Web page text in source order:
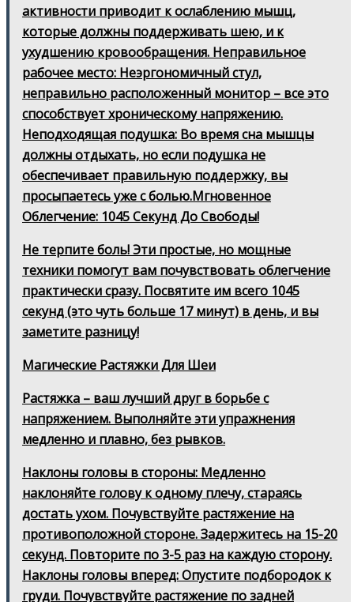
активности приводит к ослаблению мышц,
которые должны поддерживать шею, и к
ухудшению кровообращения. Неправильное
рабочее место: Неэргономичный стул,
неправильно расположенный монитор – все это
способствует хроническому напряжению.
Неподходящая подушка: Во время сна мышцы
должны отдыхать, но если подушка не
обеспечивает правильную поддержку, вы
просыпаетесь уже с болью.Мгновенное
Облегчение: 1045 Секунд До Свободы!
Не терпите боль! Эти простые, но мощные
техники помогут вам почувствовать облегчение
практически сразу. Посвятите им всего 1045
секунд (это чуть больше 17 минут) в день, и вы
заметите разницу!
Магические Растяжки Для Шеи
Растяжка – ваш лучший друг в борьбе с
напряжением. Выполняйте эти упражнения
медленно и плавно, без рывков.
Наклоны головы в стороны: Медленно
наклоняйте голову к одному плечу, стараясь
достать ухом. Почувствуйте растяжение на
противоположной стороне. Задержитесь на 15-20
секунд. Повторите по 3-5 раз на каждую сторону.
Наклоны головы вперед: Опустите подбородок к
груди. Почувствуйте растяжение по задней